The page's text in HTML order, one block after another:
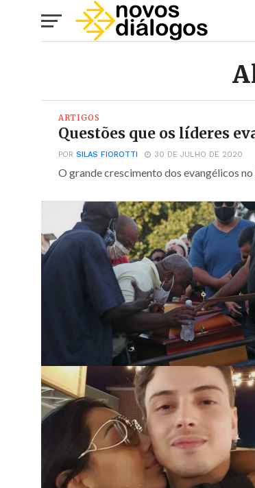
ARTIGOS
Questões que os líderes
POR SILAS FIOROTTI 30 DE JULHO DE 2020
O grande crescimento dos evangélicos